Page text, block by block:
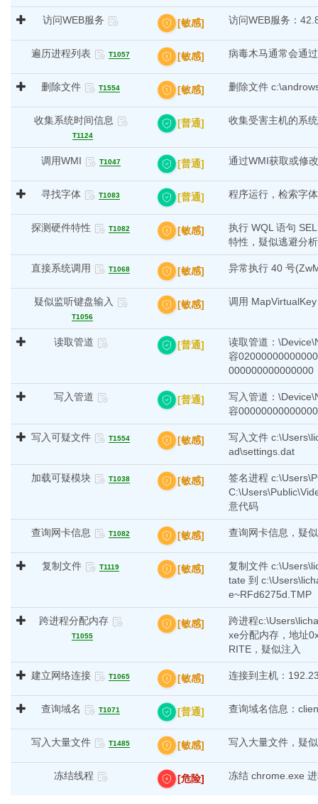
访问WEB服务 [敏感] 访问WEB服务：
遍历进程列表 T1057 [敏感] 病毒木马通常会通
删除文件 T1554 [敏感] 删除文件
收集系统时间信息
T1124
[普通] 收集受害主机的系
调用WMI T1047 [普通] 通过WMI获取或修
寻找字体 T1083 [普通] 程序运行，检索字
探测硬件特性 T1082 [敏感]
执行 WQL 语句
特性，疑似逃避分
直接系统调用 T1068 [敏感] 异常执行 40 号
疑似监听键盘输入
T1056
[敏感] 调用
读取管道 [普通]
读取管道：
容
000000000000000
写入管道 [普通]
写入管道：
容
写入可疑文件 T1554 [敏感]
写入文件
ad\settings.dat
加载可疑模块 T1038 [敏感]
签名进程
意代码
查询网卡信息 T1082 [敏感] 查询网卡信息，疑
复制文件 T1119 [敏感]
复制文件
tate 到
e~RFd6275d.TMP
跨进程分配内存
T1055
[敏感]
跨进程
xe分配内存，地址
RITE，疑似注入
建立网络连接 T1065 [敏感] 连接到主机：
查询域名 T1071 [普通] 查询域名信息：
写入大量文件 T1485 [敏感] 写入大量文件，疑
冻结线程 [危险] 冻结 chrome.exe